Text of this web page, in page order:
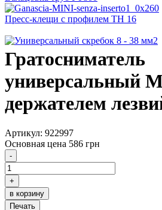
Пресс-клещи с профилем ТН 16
Гратосниматель
универсальный
держателем
Артикул: 922997
Основная цена 586 грн